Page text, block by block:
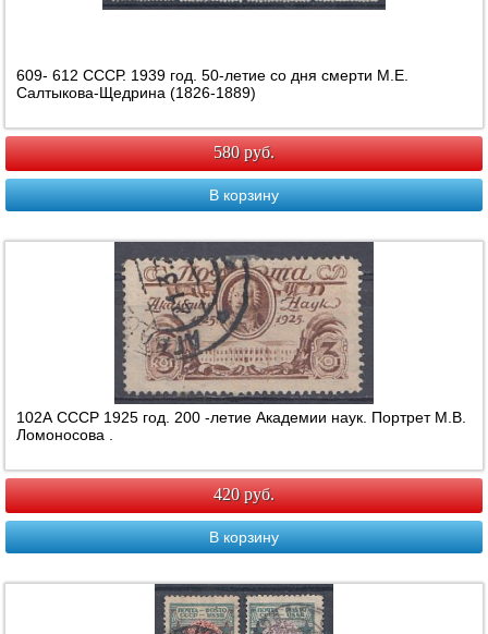
609- 612 СССР. 1939 год. 50-летие со дня смерти М.Е.
Салтыкова-Щедрина (1826-1889)
580 руб.
В корзину
102А СССР 1925 год. 200 -летие Академии наук. Портрет М.В.
Ломоносова .
420 руб.
В корзину